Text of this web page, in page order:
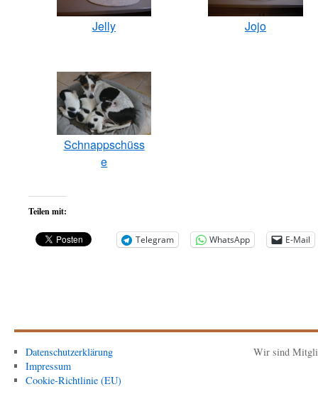
Jelly Jojo
Schnappschüss
e
Teilen mit:
Telegram WhatsApp E-Mail
Datenschutzerklärung
Impressum
Cookie-Richtlinie (EU)
Wir sind